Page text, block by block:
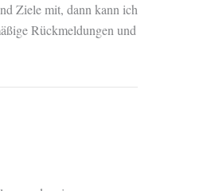
Ziele mit, dann kann ich
Rückmeldungen und